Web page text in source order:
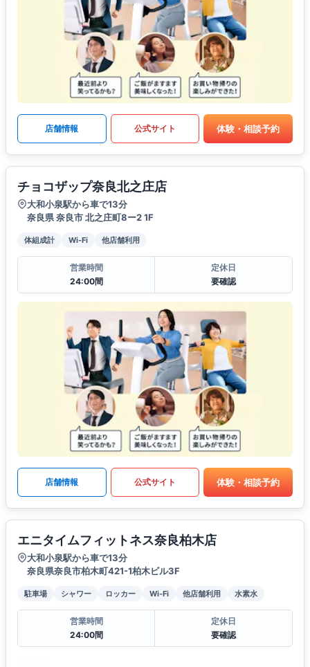
店舗情報 公式サイト 体験・相談予約
チョコザップ奈良北之庄店
大和小泉駅から車で13分
奈良県 奈良市 北之庄町8ー2 1F
体組成計 Wi-Fi 他店舗利用
営業時間
24:00間
定休日
要確認
店舗情報 公式サイト 体験・相談予約
エニタイムフィットネス奈良柏木店
大和小泉駅から車で13分
奈良県奈良市柏木町421-1柏木ビル3F
駐車場 シャワー ロッカー Wi-Fi 他店舗利用 水素水
営業時間
24:00間
定休日
要確認